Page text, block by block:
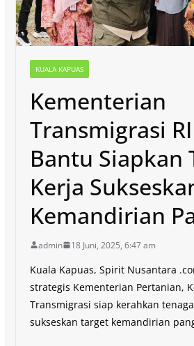
KUALA KAPUAS
Kementerian
Transmigrasi
Bantu Siapkan
Kerja
Kemandirian
admin 18 Juni, 2025, 6:47 am
Kuala Kapuas, Spirit Nusantara
strategis Kementerian Pertanian,
Transmigrasi siap kerahkan
sukseskan target kemandirian